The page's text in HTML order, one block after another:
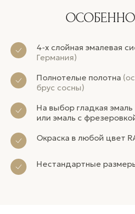
4-х слойная эмалевая
Германия)
Полнотелые полотна
брус сосны)
На выбор гладкая эмаль
или эмаль с
Окраска в любой цвет
Нестандартные